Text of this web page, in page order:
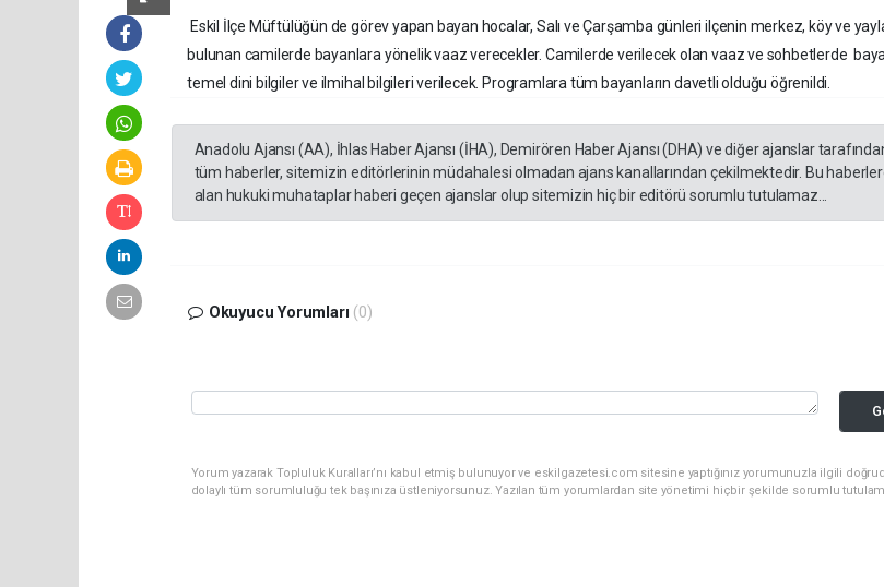
Eskil İlçe Müftülüğün de görev yapan bayan hocalar, Salı ve Çarşamba günleri ilçenin merkez, köy ve
bulunan camilerde bayanlara yönelik vaaz verecekler. Camilerde verilecek olan vaaz ve sohbetlerde
temel dini bilgiler ve ilmihal bilgileri verilecek. Programlara tüm bayanların davetli olduğu öğrenildi.
Anadolu Ajansı (AA), İhlas Haber Ajansı (İHA), Demirören Haber Ajansı (DHA) ve diğer ajanslar
tüm haberler, sitemizin editörlerinin müdahalesi olmadan ajans kanallarından çekilmektedir. Bu
alan hukuki muhataplar haberi geçen ajanslar olup sitemizin hiç bir editörü sorumlu tutulamaz...
Okuyucu Yorumları (0)
Yorum yazarak Topluluk Kuralları’nı kabul etmiş bulunuyor ve eskilgazetesi.com sitesine yaptığınız yorumunuzla ilgili
dolaylı tüm sorumluluğu tek başınıza üstleniyorsunuz. Yazılan tüm yorumlardan site yönetimi hiçbir şekilde sorumlu